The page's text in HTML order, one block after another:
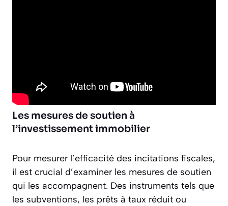
Les mesures de soutien à
l’investissement immobilier
Pour mesurer l’efficacité des incitations fiscales,
il est crucial d’examiner les mesures de soutien
qui les accompagnent. Des instruments tels que
les subventions, les prêts à taux réduit ou